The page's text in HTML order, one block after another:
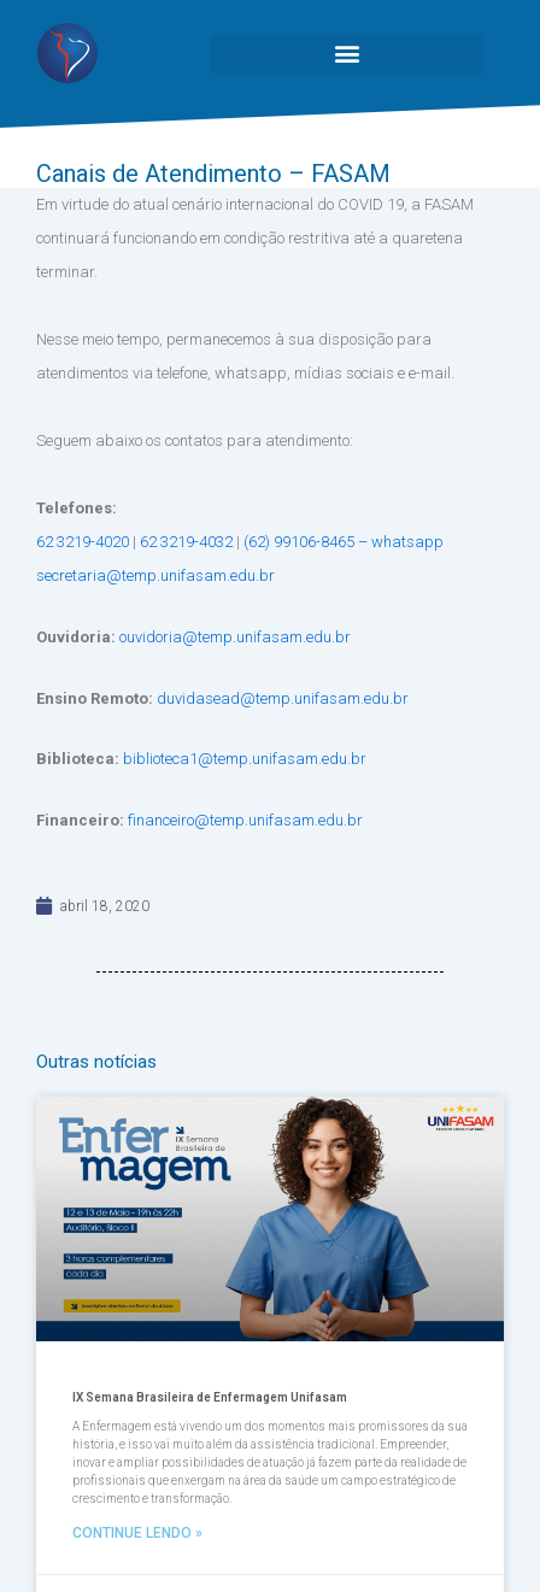
Canais de Atendimento – FASAM
Em virtude do atual cenário internacional do COVID 19, a FASAM
continuará funcionando em condição restritiva até a quaretena
terminar.
Nesse meio tempo, permanecemos à sua disposição para
atendimentos via telefone, whatsapp, mídias sociais e e-mail.
Seguem abaixo os contatos para atendimento:
Telefones:
62 3219-4020 | 62 3219-4032| (62) 99106-8465 – whatsapp
secretaria@temp.unifasam.edu.br
Ouvidoria: ouvidoria@temp.unifasam.edu.br
Ensino Remoto: duvidasead@temp.unifasam.edu.br
Biblioteca: biblioteca1@temp.unifasam.edu.br
Financeiro: financeiro@temp.unifasam.edu.br
abril 18, 2020
Outras notícias
IX Semana Brasileira de Enfermagem Unifasam
A Enfermagem está vivendo um dos momentos mais promissores da sua
história, e isso vai muito além da assistência tradicional. Empreender,
inovar e ampliar possibilidades de atuação já fazem parte da realidade de
profissionais que enxergam na área da saúde um campo estratégico de
crescimento e transformação.
CONTINUE LENDO »
PáginaPáginaPágina
PáginaPágina